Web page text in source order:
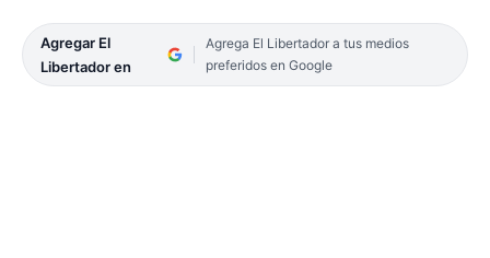
Agregar El
Libertador en
Agrega El Libertador a tus medios
preferidos en Google